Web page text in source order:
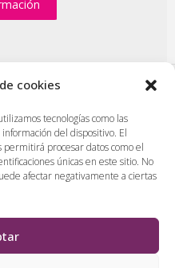
cookies
tecnologías como las
del dispositivo. El
permitirá procesar datos como el
únicas en este sitio. No
afectar negativamente a ciertas
de contacto
Digital
|
Protección de datos
|
web en Plasencia
publicado. No se aceptarán